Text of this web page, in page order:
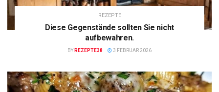
REZEPTE
Diese Gegenstände sollten Sie nicht
aufbewahren.
BY REZEPTE38 3 FEBRUAR 2026